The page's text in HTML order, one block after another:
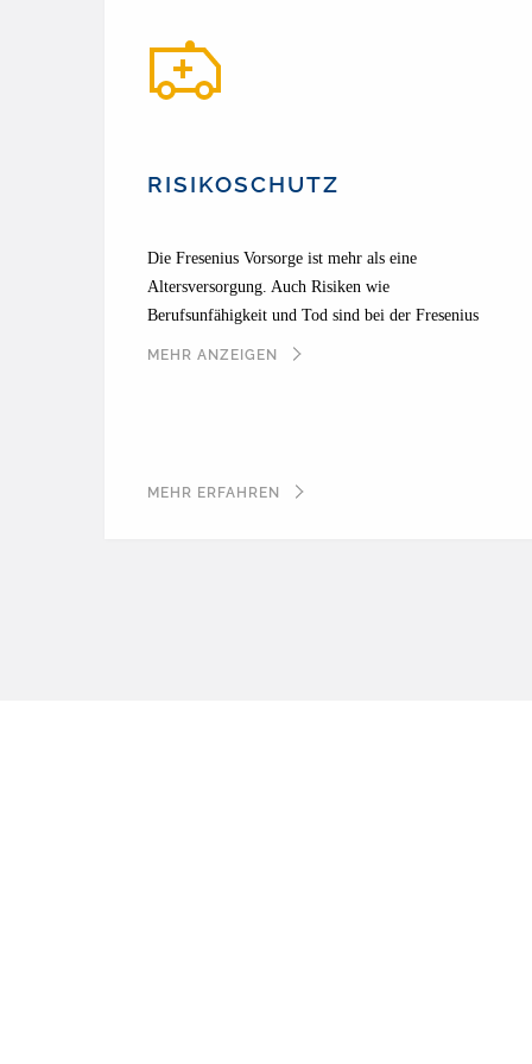
RISIKOSCHUTZ
Die Fresenius Vorsorge ist mehr als eine
Altersversorgung. Auch Risiken wie
Berufsunfähigkeit und Tod sind bei der Fresenius
Vorsorge mitgedacht. Mit verschiedenen
MEHR ERFAHREN
MEHR ANZEIGEN